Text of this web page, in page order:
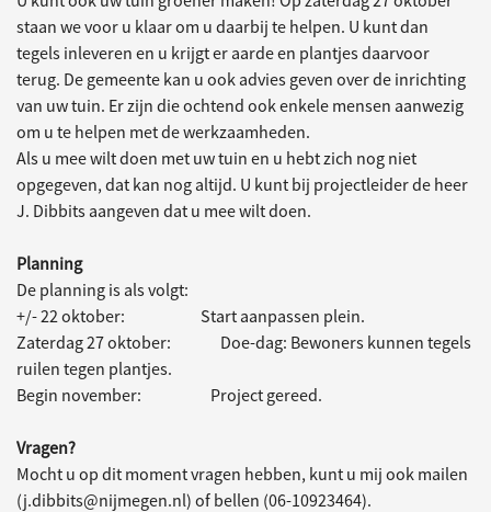
staan we voor u klaar om u daarbij te helpen. U kunt dan
tegels inleveren en u krijgt er aarde en plantjes daarvoor
terug. De gemeente kan u ook advies geven over de inrichting
van uw tuin. Er zijn die ochtend ook enkele mensen aanwezig
om u te helpen met de werkzaamheden.
Als u mee wilt doen met uw tuin en u hebt zich nog niet
opgegeven, dat kan nog altijd. U kunt bij projectleider de heer
J. Dibbits aangeven dat u mee wilt doen.
Planning
De planning is als volgt:
+/- 22 oktober: Start aanpassen plein.
Zaterdag 27 oktober: Doe-dag: Bewoners kunnen tegels
ruilen tegen plantjes.
Begin november: Project gereed.
Vragen?
Mocht u op dit moment vragen hebben, kunt u mij ook mailen
(j.dibbits@nijmegen.nl) of bellen (06-10923464).